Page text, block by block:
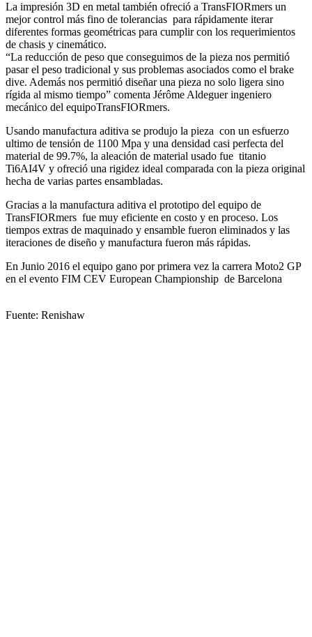
La impresión 3D en metal también ofreció a TransFIORmers un
mejor control más fino de tolerancias para rápidamente iterar
diferentes formas geométricas para cumplir con los requerimientos
de chasis y cinemático.
“La reducción de peso que conseguimos de la pieza nos permitió
pasar el peso tradicional y sus problemas asociados como el brake
dive. Además nos permitió diseñar una pieza no solo ligera sino
rígida al mismo tiempo” comenta Jérôme Aldeguer ingeniero
mecánico del equipoTransFIORmers.
Usando manufactura aditiva se produjo la pieza con un esfuerzo
ultimo de tensión de 1100 Mpa y una densidad casi perfecta del
material de 99.7%, la aleación de material usado fue titanio
Ti6AI4V y ofreció una rigidez ideal comparada con la pieza original
hecha de varias partes ensambladas.
Gracias a la manufactura aditiva el prototipo del equipo de
TransFIORmers fue muy eficiente en costo y en proceso. Los
tiempos extras de maquinado y ensamble fueron eliminados y las
iteraciones de diseño y manufactura fueron más rápidas.
En Junio 2016 el equipo gano por primera vez la carrera Moto2 GP
en el evento FIM CEV European Championship de Barcelona
Fuente: Renishaw